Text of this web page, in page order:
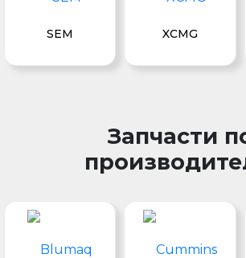
SEM XCMG
Запчасти